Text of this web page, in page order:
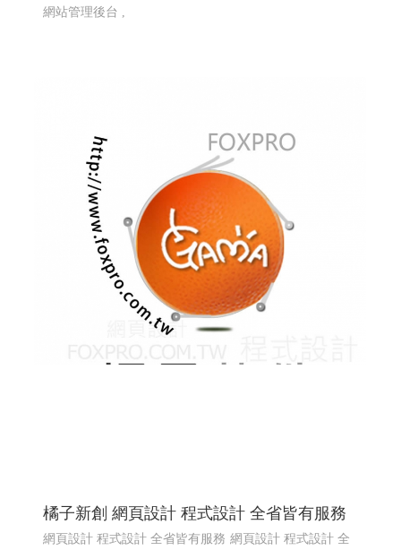
網站管理後台 ,
橘子新創 網頁設計 程式設計 全省皆有服務
網頁設計 程式設計 全省皆有服務 網頁設計 程式設計 全